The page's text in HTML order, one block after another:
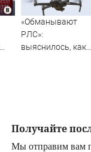
«Обманывают
РЛС»:
выяснилось, как
Получайте
Мы отправим вам